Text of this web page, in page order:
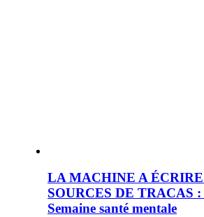
LA MACHINE A
SOURCES DE TRACAS :
Semaine santé mentale